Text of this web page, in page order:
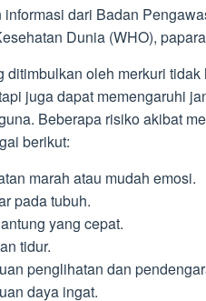
informasi dari Badan
Dunia (WHO),
ditimbulkan oleh merkuri
juga dapat memengaruhi
Beberapa risiko akibat
berikut:
marah atau mudah emosi.
pada tubuh.
yang cepat.
tidur.
penglihatan dan
daya ingat.